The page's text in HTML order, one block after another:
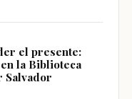
el presente:
la Biblioteca
Salvador